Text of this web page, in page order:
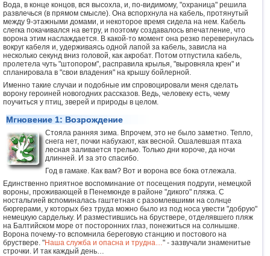
Вода, в конце концов, вся высохла, и, по-видимому, "охраница" решила
развлечься (в прямом смысле). Она вспорхнула на кабель, протянутый
между 9-этажными домами, и некоторое время сидела на нем. Кабель
слегка покачивался на ветру, и поэтому создавалось впечатление, что
ворона этим наслаждается. В какой-то момент она резко перевернулась
вокруг кабеля и, удерживаясь одной лапой за кабель, зависла на
несколько секунд вниз головой, как акробат. Потом отпустила кабель,
пролетела чуть "штопором", расправила крылья, "выровняла крен" и
спланировала в "свои владения" на крышу бойлерной.
Именно такие случаи и подобные им спровоцировали меня сделать
ворону героиней новогодних рассказов. Ведь, человеку есть, чему
поучиться у птиц, зверей и природы в целом.
Мгновение 1: Возрождение
Стояла ранняя зима. Впрочем, это не было заметно. Тепло,
снега нет, почки набухают, как весной. Ошалевшая птаха
лесная заливается трелью. Только дни короче, да ночи
длинней. И за это спасибо.
Год в гамаке. Как вам? Вот и ворона все бока отлежала.
Единственно приятное воспоминание от посещения подруги, немецкой
вороны, проживающей в Пенемюнде в районе "дикого" пляжа. С
ностальгией вспоминалась гаштетная с разомлевшими на солнце
бюргерами, у которых без труда можно было из под носа увести "добрую"
немецкую сардельку. И разместившись на бруствере, отделявшего пляж
на Балтийском море от посторонних глаз, понежиться на солнышке.
Ворона почему-то вспомнила береговую станцию и постового на
бруствере. "Наша служба и опасна и трудна…" - зазвучали знаменитые
строчки. И так каждый день…